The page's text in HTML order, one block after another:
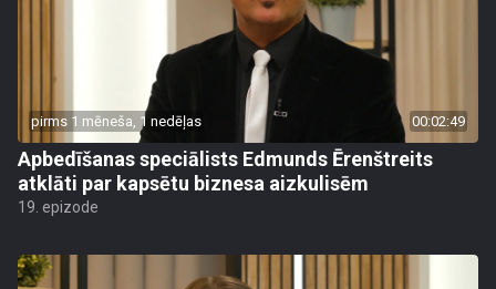
pirms 1 mēneša, 1 nedēļas 00:02:49
Apbedīšanas speciālists Edmunds Ērenštreits
atklāti par kapsētu biznesa aizkulisēm
19. epizode